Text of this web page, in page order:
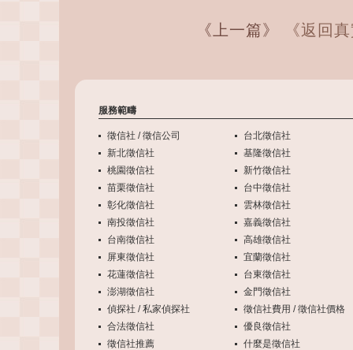
《上一篇》 《返回
服務範疇
徵信社 / 徵信公司
台北徵信社
新北徵信社
基隆徵信社
桃園徵信社
新竹徵信社
苗栗徵信社
台中徵信社
彰化徵信社
雲林徵信社
南投徵信社
嘉義徵信社
台南徵信社
高雄徵信社
屏東徵信社
宜蘭徵信社
花蓮徵信社
台東徵信社
澎湖徵信社
金門徵信社
偵探社 / 私家偵探社
徵信社費用 / 徵信社價格
合法徵信社
優良徵信社
徵信社推薦
什麼是徵信社